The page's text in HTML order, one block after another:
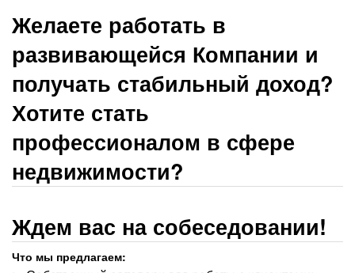
Желаете работать в
развивающейся Компании и
получать стабильный доход?
Хотите стать
профессионалом в сфере
недвижимости?
Ждем вас на собеседовании!
Что мы предлагаем: